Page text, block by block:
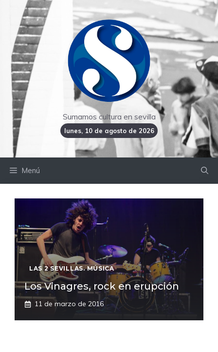
contenido
Sumamos cultura en sevilla
lunes, 10 de agosto de 2026
Menú
LAS 2 SEVILLAS. MÚSICA
Los Vinagres, rock en erupción
11 de marzo de 2016